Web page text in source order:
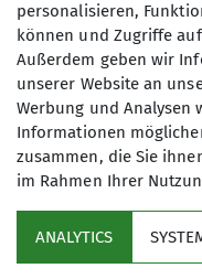
Wir sind
willkommen.
Details
Sponsor
personalisieren,
können und Zugriffe
Außerdem geben wir
unserer Website an
Werbung und Analysen
Informationen
zusammen, die Sie
im Rahmen Ihrer
ANALYTICS